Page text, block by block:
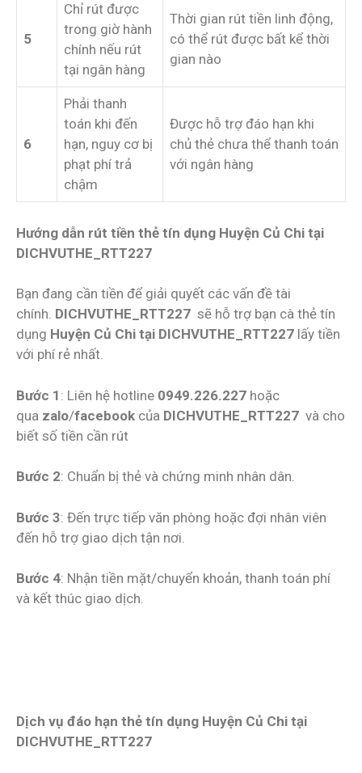
5
Chỉ rút được
trong giờ hành
chính nếu rút
tại ngân hàng
Thời gian rút tiền linh động,
có thể rút được bất kể thời
gian nào
6
Phải thanh
toán khi đến
hạn, nguy cơ bị
phạt phí trả
chậm
Được hỗ trợ đáo hạn khi
chủ thẻ chưa thể thanh toán
với ngân hàng
Hướng dẫn rút tiền thẻ tín dụng Huyện Củ Chi tại
DICHVUTHE_RTT227
Bạn đang cần tiền để giải quyết các vấn đề tài
chính. DICHVUTHE_RTT227 sẽ hỗ trợ bạn cà thẻ tín
dụng Huyện Củ Chi tại DICHVUTHE_RTT227 lấy tiền
với phí rẻ nhất.
Bước 1 : Liên hệ hotline 0949.226.227 hoặc
qua zalo/facebook của DICHVUTHE_RTT227 và cho
biết số tiền cần rút
Bước 2: Chuẩn bị thẻ và chứng minh nhân dân.
Bước 3: Đến trực tiếp văn phòng hoặc đợi nhân viên
đến hỗ trợ giao dịch tận nơi.
Bước 4: Nhận tiền mặt/chuyển khoản, thanh toán phí
và kết thúc giao dịch.
Dịch vụ đáo hạn thẻ tín dụng Huyện Củ Chi tại
DICHVUTHE_RTT227